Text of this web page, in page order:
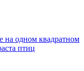
на одном квадратном
птиц